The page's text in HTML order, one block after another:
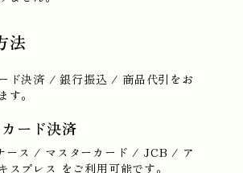
法
ド決済 / 銀行振込 / 商品代引をお
す。
ード決済
ース / マスターカード / JCB / ア
スプレス をご利用可能です。